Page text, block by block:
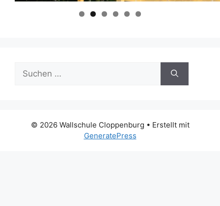
nach:
© 2026 Wallschule Cloppenburg • Erstellt mit
GeneratePress